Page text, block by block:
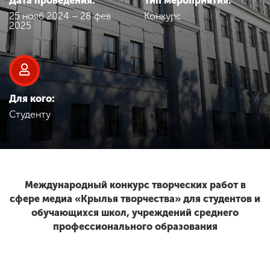
Наука
Международная
деятельность
Другие виды
деятельности
Студенческая жизнь
25 нояб 2024 – 28 фев
2025
Конкурс
Для кого:
Студенту
Международный конкурс творческих работ в
сфере медиа «Крылья творчества» для студентов и
обучающихся школ, учреждений среднего
профессионального образования